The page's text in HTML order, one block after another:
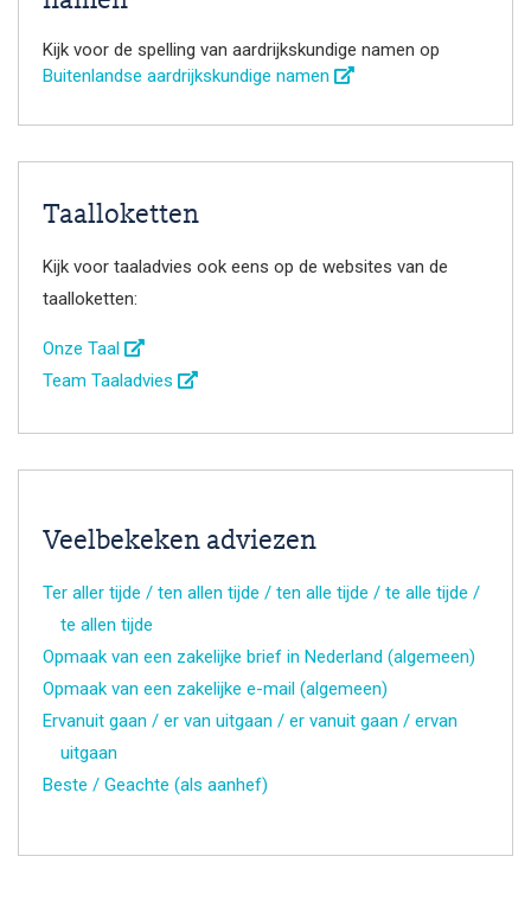
Kijk voor de spelling van aardrijkskundige namen op
Buitenlandse aardrijkskundige namen
Taalloketten
Kijk voor taaladvies ook eens op de websites van de
taalloketten:
Onze Taal
Team Taaladvies
Veelbekeken adviezen
Ter aller tijde / ten allen tijde / ten alle tijde / te alle tijde /
te allen tijde
Opmaak van een zakelijke brief in Nederland (algemeen)
Opmaak van een zakelijke e-mail (algemeen)
Ervanuit gaan / er van uitgaan / er vanuit gaan / ervan
uitgaan
Beste / Geachte (als aanhef)